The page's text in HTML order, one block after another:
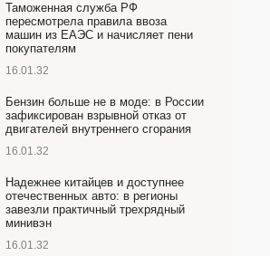
Таможенная служба РФ
пересмотрела правила ввоза
машин из ЕАЭС и начисляет пени
покупателям
16.01.32
Бензин больше не в моде: в России
зафиксирован взрывной отказ от
двигателей внутреннего сгорания
16.01.32
Надежнее китайцев и доступнее
отечественных авто: в регионы
завезли практичный трехрядный
минивэн
16.01.32